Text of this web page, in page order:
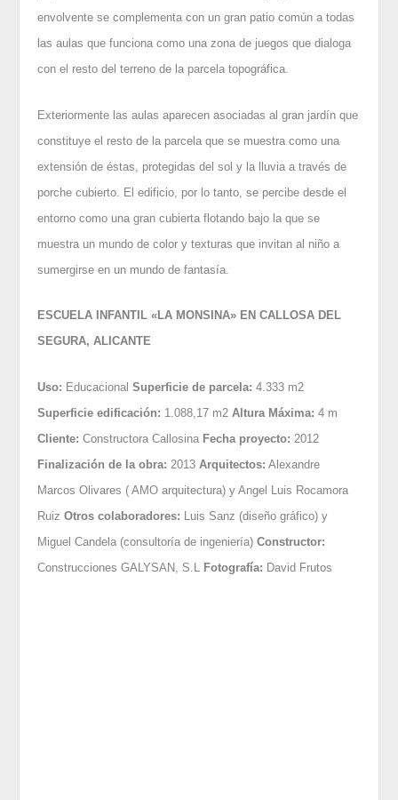
envolvente se complementa con un gran patio común a todas
las aulas que funciona como una zona de juegos que dialoga
con el resto del terreno de la parcela topográfica.
Exteriormente las aulas aparecen asociadas al gran jardín que
constituye el resto de la parcela que se muestra como una
extensión de éstas, protegidas del sol y la lluvia a través de
porche cubierto. El edificio, por lo tanto, se percibe desde el
entorno como una gran cubierta flotando bajo la que se
muestra un mundo de color y texturas que invitan al niño a
sumergirse en un mundo de fantasía.
ESCUELA INFANTIL «LA MONSINA» EN CALLOSA DEL
SEGURA, ALICANTE
Uso: EducacionalSuperficie de parcela: 4.333 m2
Superficie edificación: 1.088,17 m2 Altura Máxima: 4 m
Cliente: Constructora Callosina Fecha proyecto: 2012
Finalización de la obra: 2013 Arquitectos: Alexandre
Marcos Olivares ( AMO arquitectura) y Angel Luis Rocamora
RuizOtros colaboradores: Luis Sanz (diseño gráfico) y
Miguel Candela (consultoría de ingeniería)Constructor:
Construcciones GALYSAN, S.L Fotografía: David Frutos